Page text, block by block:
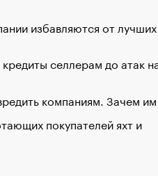
избавляются от лучших
селлерам до атак
компаниям. Зачем
покупателей яхт и